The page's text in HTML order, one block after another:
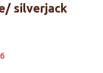
silverjack